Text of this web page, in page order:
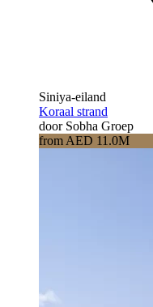
Siniya-eiland
Koraal strand
door Sobha Groep
from AED 11.0M